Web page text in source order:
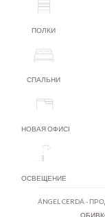
ПОЛКИ
СПАЛЬНИ
НОВАЯ ОФИСНАЯ
ОСВЕЩЕНИЕ
ÁNGEL CERDÁ -